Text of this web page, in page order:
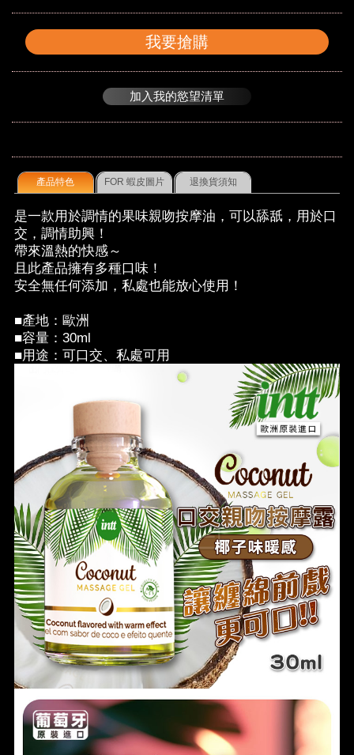
我要搶購
加入我的慾望清單
產品特色 FOR 蝦皮圖片 退換貨須知
是一款用於調情的果味親吻按摩油，可以舔舐，用於口
交，調情助興！
帶來溫熱的快感～
且此產品擁有多種口味！
安全無任何添加，私處也能放心使用！
■產地：歐洲
■容量：30ml
■用途：可口交、私處可用